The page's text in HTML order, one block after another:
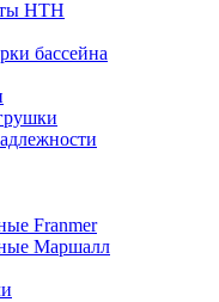
HTH
бассейна
Franmer
Маршалл